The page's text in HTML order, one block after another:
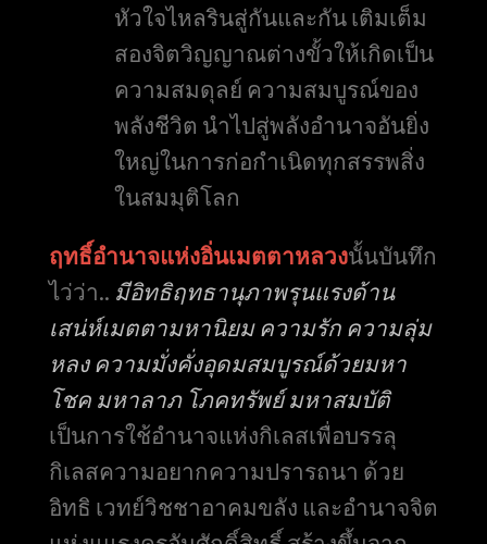
หัวใจไหลรินสู่กันและกัน เติมเต็ม
สองจิตวิญญาณต่างขั้วให้เกิดเป็น
ความสมดุลย์ ความสมบูรณ์ของ
พลังชีวิต นำไปสู่พลังอำนาจอันยิ่ง
ใหญ่ในการก่อกำเนิดทุกสรรพสิ่ง
ในสมมุติโลก
ฤทธิ์อำนาจแห่งอิ่นเมตตาหลวงนั้นบันทึก
ไว่ว่า.. มีอิทธิฤทธานุภาพรุนแรงด้าน
เสน่ห์เมตตามหานิยม ความรัก ความลุ่ม
หลง ความมั่งคั่งอุดมสมบูรณ์ด้วยมหา
โชค มหาลาภ โภคทรัพย์ มหาสมบัติ
เป็นการใช้อำนาจแห่งกิเลสเพื่อบรรลุ
กิเลสความอยากความปรารถนา ด้วย
อิทธิ เวทย์วิชชาอาคมขลัง และอำนาจจิต